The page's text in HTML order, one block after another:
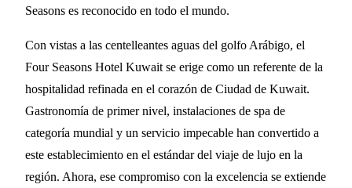
Seasons es reconocido en todo el mundo.
Con vistas a las centelleantes aguas del golfo Arábigo, el
Four Seasons Hotel Kuwait se erige como un referente de la
hospitalidad refinada en el corazón de Ciudad de Kuwait.
Gastronomía de primer nivel, instalaciones de spa de
categoría mundial y un servicio impecable han convertido a
este establecimiento en el estándar del viaje de lujo en la
región. Ahora, ese compromiso con la excelencia se extiende